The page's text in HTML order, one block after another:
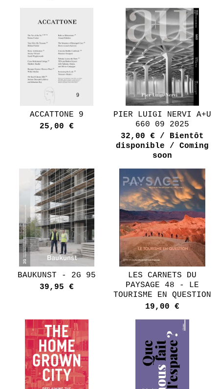
ACCATTONE 9
25,00 €
PIER LUIGI NERVI A+U
660 09 2025
32,00 €
/ Bientôt
disponible / Coming
soon
BAUKUNST - 2G 95
39,95 €
LES CARNETS DU
PAYSAGE 48 - LE
TOURISME EN QUESTION
19,00 €